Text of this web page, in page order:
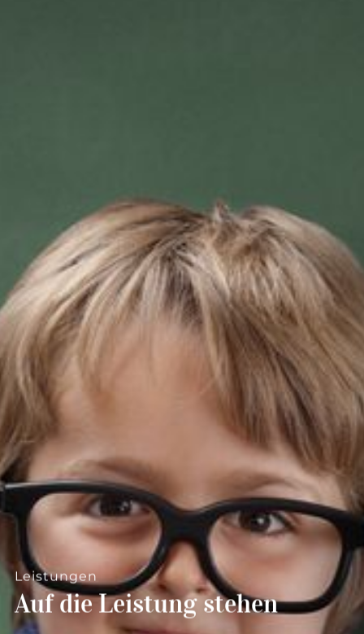
--
--
Leistungen
Auf die Leistung stehen